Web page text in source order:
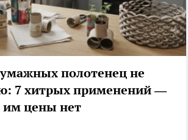
полотенец не
7 хитрых применений —
им цены нет